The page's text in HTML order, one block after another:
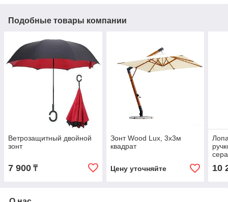
Подобные товары компании
Ветрозащитный двойной
зонт
7 900 ₸
Зонт Wood Lux, 3х3м
квадрат
Цену уточняйте 10